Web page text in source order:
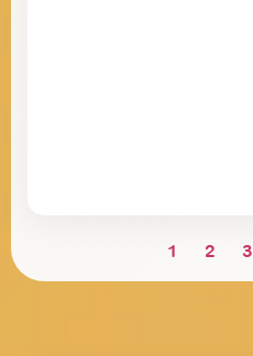
1 2 3